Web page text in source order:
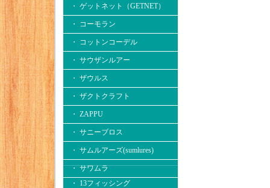
・ ゲットネット（GETNET）
・ コーモラン
・ コットンコーデル
・ サウザンルアー
・ ザウルス
・ ザクトクラフト
・ ZAPPU
・ サニーブロス
・ サムルアーズ(sumlures)
・ サワムラ
・ 13フィッシング